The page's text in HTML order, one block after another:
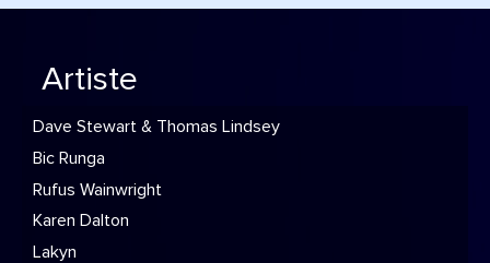
Artiste
Dave Stewart & Thomas Lindsey
Bic Runga
Rufus Wainwright
Karen Dalton
Lakyn